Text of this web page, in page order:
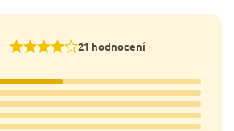
21 hodnocení